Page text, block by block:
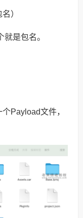
）
是包名。
Payload文件，